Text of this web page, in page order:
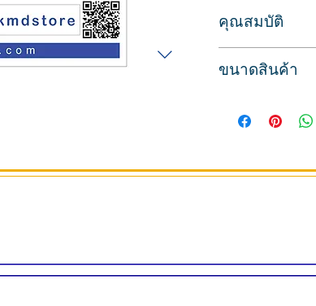
คุณสมบัติ
รูปทรงโค้งเว้าตา
ขนาดสินค้า